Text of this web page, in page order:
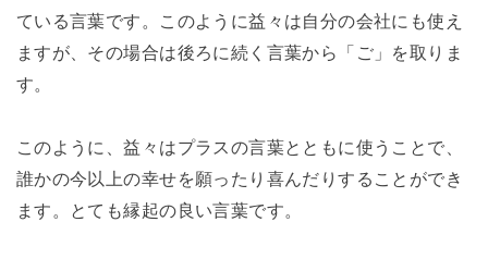
ている言葉です。このように益々は自分の会社にも使え
ますが、その場合は後ろに続く言葉から「ご」を取りま
す。
このように、益々はプラスの言葉とともに使うことで、
誰かの今以上の幸せを願ったり喜んだりすることができ
ます。とても縁起の良い言葉です。